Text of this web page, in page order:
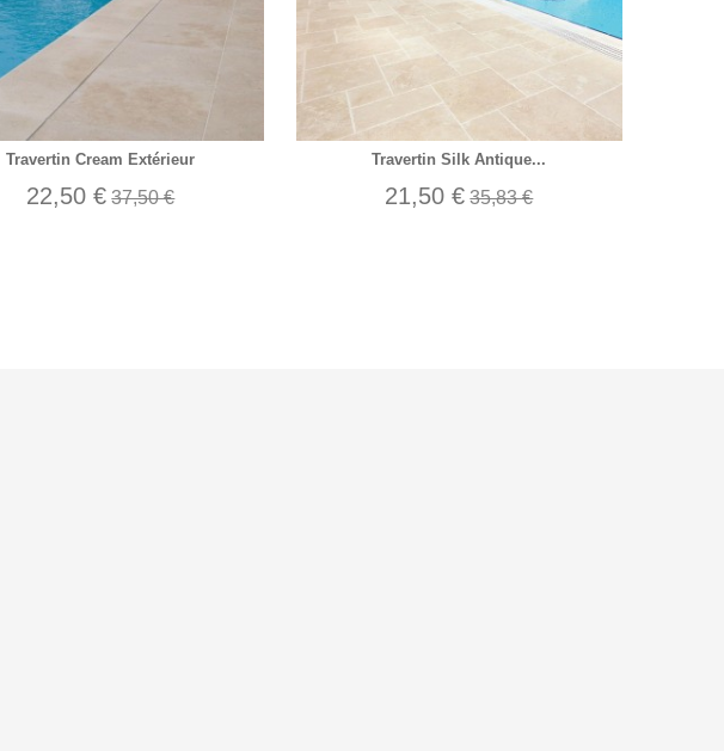
Travertin Cream Extérieur
22,50 € 37,50 €
Travertin Silk Antique...
21,50 € 35,83 €